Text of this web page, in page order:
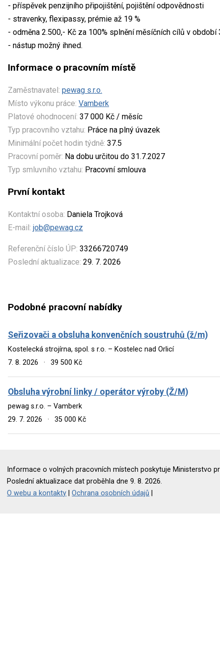
- příspěvek penzijního připojištění, pojištění odpovědnosti
- stravenky, flexipassy, prémie až 19 %
- odměna 2.500,- Kč za 100% splnění měsíčních cílů v
- nástup možný ihned.
Informace o pracovním místě
Zaměstnavatel: pewag s.r.o.
Místo výkonu práce: Vamberk
Platové ohodnocení: 37 000 Kč / měsíc
Typ pracovního vztahu: Práce na plný úvazek
Minimální počet hodin týdně: 37.5
Pracovní poměr: Na dobu určitou do 31.7.2027
Typ smluvního vztahu: Pracovní smlouva
První kontakt
Kontaktní osoba: Daniela Trojková
E-mail: job@pewag.cz
Referenční číslo ÚP: 33266720749
Poslední aktualizace: 29. 7. 2026
Podobné pracovní nabídky
Seřizovači a obsluha konvenčních soustruhů (ž/m)
Kostelecká strojírna, spol. s r.o. – Kostelec nad Orlicí
7. 8. 2026
· 39 500 Kč
Obsluha výrobní linky / operátor výroby (Ž/M)
pewag s.r.o. – Vamberk
29. 7. 2026
· 35 000 Kč
Informace o volných pracovních místech poskytuje Ministerstvo
Poslední aktualizace dat proběhla dne 9. 8. 2026.
O webu a kontakty |Ochrana osobních údajů